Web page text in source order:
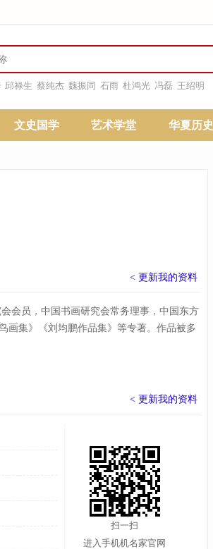
邱禄生 蔡纯杰 魏振同 石雨 杜鸿光 冯磊 王绍明
文史国学 艺术学堂 华夏历史
< 更新我的资料
会员，中国书画研究会常务理事，中国东方
画集》《刘均鹏作品集》等专著。作品被多
< 更新我的资料
扫一扫
进入手机机名家官网